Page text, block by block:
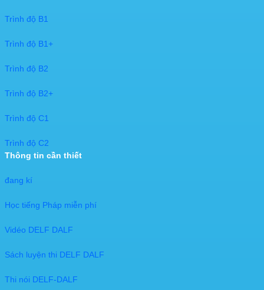
Trình độ B1
Trình độ B1+
Trình độ B2
Trình độ B2+
Trình độ C1
Trình độ C2
Thông tin cần thiết
đang kí​
Học tiếng Pháp miễn phí
Vidéo DELF DALF
Sách luyện thi DELF DALF
Thi nói DELF-DALF